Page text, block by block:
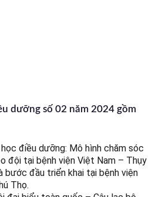
dưỡng số 02 năm 2024 gồm
điều dưỡng: Mô hình chăm sóc
đội tại bệnh viện Việt Nam – Thụy
bước đầu triển khai tại bệnh viện
Thọ.